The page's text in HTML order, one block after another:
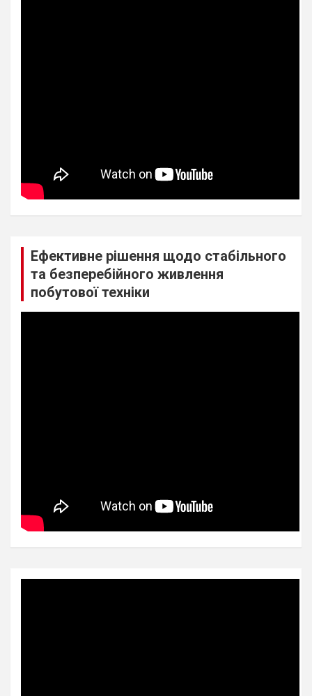
Ефективне рішення щодо стабільного
та безперебійного живлення
побутової техніки